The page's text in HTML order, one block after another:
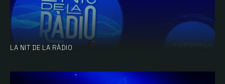
LA NIT DE LA RÀDIO